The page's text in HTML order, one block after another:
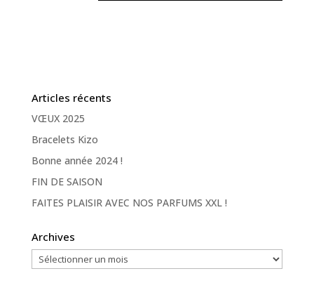
Articles récents
VŒUX 2025
Bracelets Kizo
Bonne année 2024 !
FIN DE SAISON
FAITES PLAISIR AVEC NOS PARFUMS XXL !
Archives
Archives